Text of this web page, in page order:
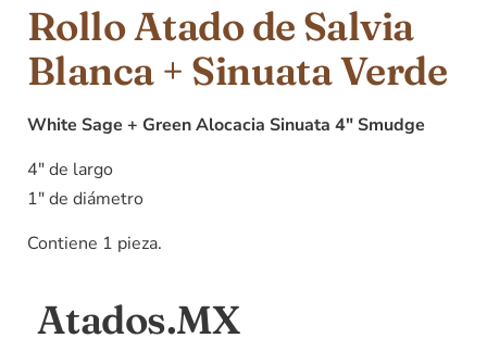
Rollo Atado de Salvia
Blanca + Sinuata Verde
White Sage + Green Alocacia Sinuata 4″ Smudge
4″ de largo
1″ de diámetro
Contiene 1 pieza.
Atados.MX